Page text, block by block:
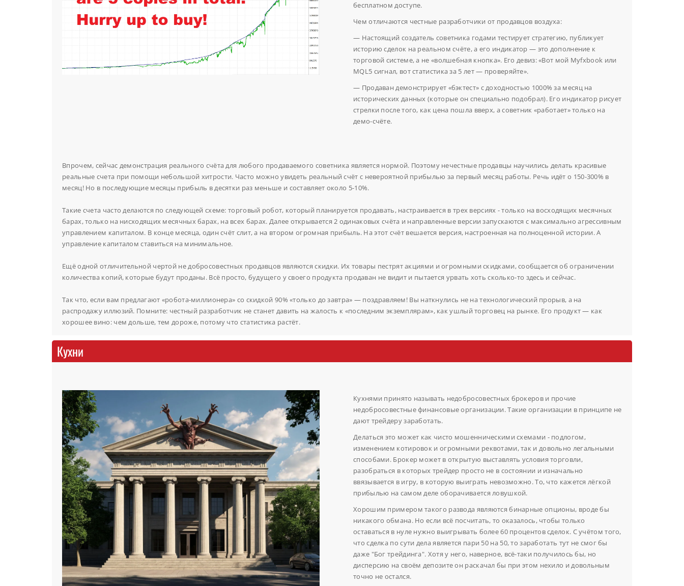
бесплатном доступе.
Чем отличаются честные разработчики от продавцов воздуха:
— Настоящий создатель советника годами тестирует стратегию, публикует
историю сделок на реальном счёте, а его индикатор — это дополнение к
торговой системе, а не «волшебная кнопка». Его девиз: «Вот мой Myfxbook или
MQL5 сигнал, вот статистика за 5 лет — проверяйте».
— Продаван демонстрирует «бэктест» с доходностью 1000% за месяц на
исторических данных (которые он специально подобрал). Его индикатор рисует
стрелки после того, как цена пошла вверх, а советник «работает» только на
демо-счёте.
Впрочем, сейчас демонстрация реального счёта для любого продаваемого советника является нормой. Поэтому нечестные продавцы научились делать красивые
реальные счета при помощи небольшой хитрости. Часто можно увидеть реальный счёт с невероятной прибылью за первый месяц работы. Речь идёт о 150-300% в
месяц! Но в последующие месяцы прибыль в десятки раз меньше и составляет около 5-10%.
Такие счета часто делаются по следующей схеме: торговый робот, который планируется продавать, настраивается в трех версиях - только на восходящих месячных
барах, только на нисходящих месячных барах, на всех барах. Далее открывается 2 одинаковых счёта и направленные версии запускаются с максимально агрессивным
управлением капиталом. В конце месяца, один счёт слит, а на втором огромная прибыль. На этот счёт вешается версия, настроенная на полноценной истории. А
управление капиталом ставиться на минимальное.
Ещё одной отличительной чертой не добросовестных продавцов являются скидки. Их товары пестрят акциями и огромными скидками, сообщается об ограничении
количества копий, которые будут проданы. Всё просто, будущего у своего продукта продаван не видит и пытается урвать хоть сколько-то здесь и сейчас.
Так что, если вам предлагают «робота-миллионера» со скидкой 90% «только до завтра» — поздравляем! Вы наткнулись не на технологический прорыв, а на
распродажу иллюзий. Помните: честный разработчик не станет давить на жалость к «последним экземплярам», как ушлый торговец на рынке. Его продукт — как
хорошее вино: чем дольше, тем дороже, потому что статистика растёт.
Кухни
Кухнями принято называть недобросовестных брокеров и прочие
недобросовестные финансовые организации. Такие организации в принципе не
дают трейдеру заработать.
Делаться это может как чисто мошенническими схемами - подлогом,
изменением котировок и огромными реквотами, так и довольно легальными
способами. Брокер может в открытую выставлять условия торговли,
разобраться в которых трейдер просто не в состоянии и изначально
ввязывается в игру, в которую выиграть невозможно. То, что кажется лёгкой
прибылью на самом деле оборачивается ловушкой.
Хорошим примером такого развода являются бинарные опционы, вроде бы
никакого обмана. Но если всё посчитать, то оказалось, чтобы только
оставаться в нуле нужно выигрывать более 60 процентов сделок. С учётом того,
что сделка по сути дела является пари 50 на 50, то заработать тут не смог бы
даже "Бог трейдинга". Хотя у него, наверное, всё-таки получилось бы, но
дисперсию на своём депозите он раскачал бы при этом нехило и довольным
точно не остался.